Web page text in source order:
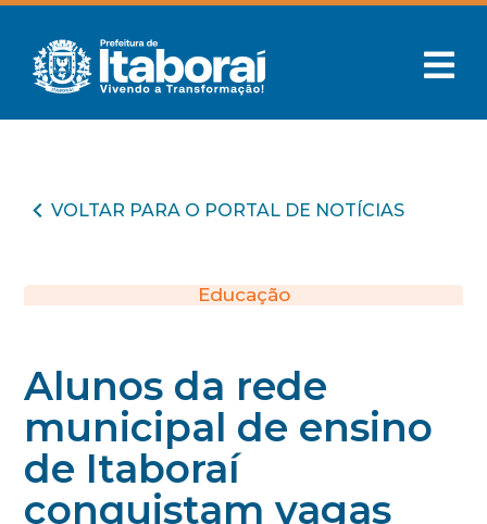
VOLTAR PARA O PORTAL DE NOTÍCIAS
Educação
Alunos da rede
municipal de ensino
de Itaboraí
conquistam vagas